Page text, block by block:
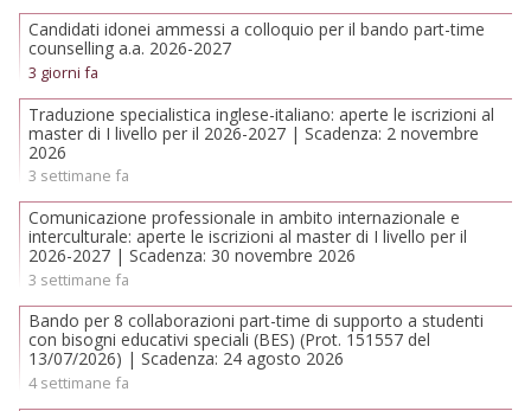
Candidati idonei ammessi a colloquio per il bando part-time
counselling a.a. 2026-2027
3 giorni fa
Traduzione specialistica inglese-italiano: aperte le iscrizioni al
master di I livello per il 2026-2027 | Scadenza: 2 novembre
2026
3 settimane fa
Comunicazione professionale in ambito internazionale e
interculturale: aperte le iscrizioni al master di I livello per il
2026-2027 | Scadenza: 30 novembre 2026
3 settimane fa
Bando per 8 collaborazioni part-time di supporto a studenti
con bisogni educativi speciali (BES) (Prot. 151557 del
13/07/2026) | Scadenza: 24 agosto 2026
4 settimane fa